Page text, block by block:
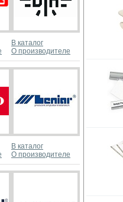
В каталог
О производителе
В каталог
О производителе